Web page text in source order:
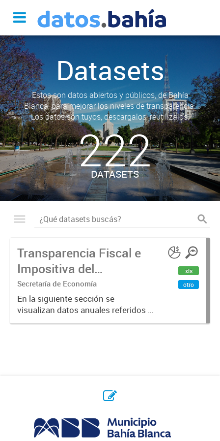
Datasets
Estos son datos abiertos y públicos, de Bahía
Blanca, para mejorar los niveles de transparencia.
Los datos son tuyos, descargalos, reutilizalos.
222
DATASETS
Transparencia Fiscal e
Impositiva del
Municipio. Año 2023
Secretaría de Economía
En la siguiente sección se
visualizan datos anuales referidos a
la transparencia fiscal e impositiva
xls
otro